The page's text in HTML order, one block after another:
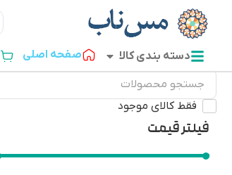
دسته بندی کالا صفحه اصلی
فقط کالای موجود
فیلتر قیمت